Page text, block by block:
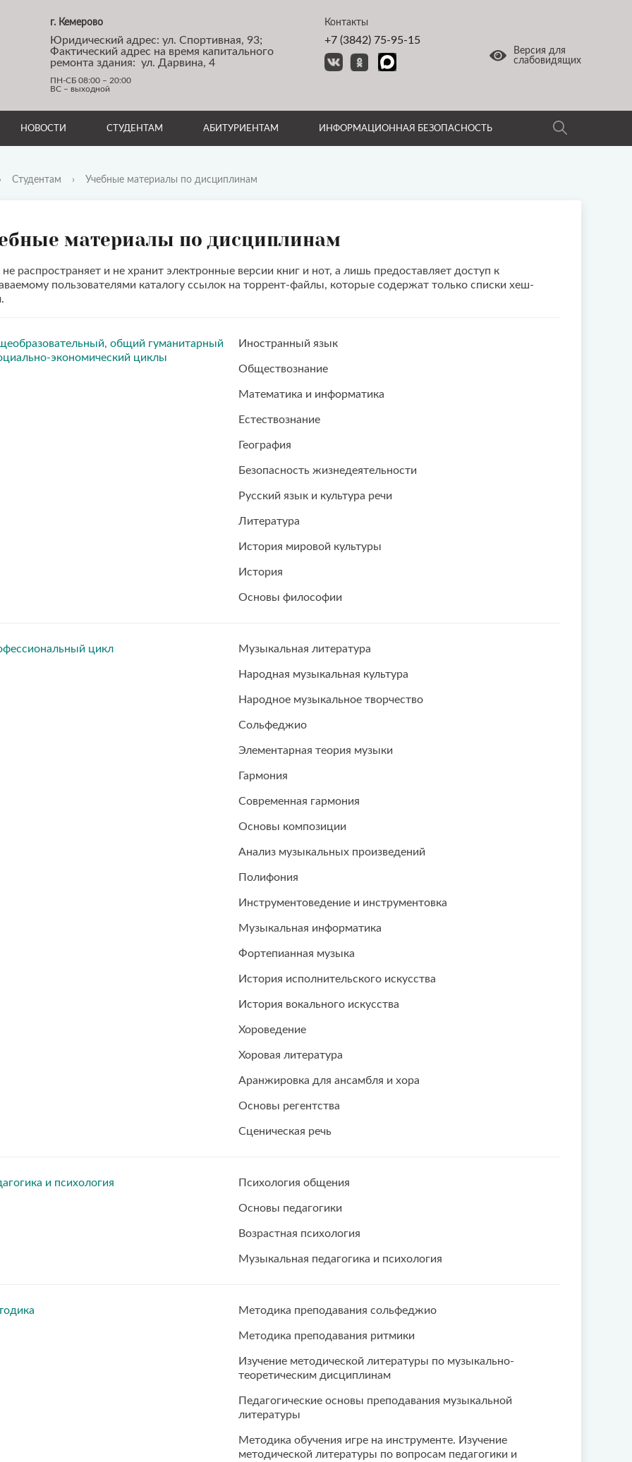
г. Кемерово
Юридический адрес: ул. Спортивная, 93;
Фактический адрес на время капитального
ремонта здания: ул. Дарвина, 4
ПН-СБ 08:00 – 20:00
ВС – выходной
Контакты
+7 (3842) 75-95-15
Версия для
слабовидящих
НОВОСТИ СТУДЕНТАМ АБИТУРИЕНТАМ ИНФОРМАЦИОННАЯ БЕЗОПАСНОСТЬ
Студентам › Учебные материалы по дисциплинам
материалы по дисциплинам
распространяет и не хранит электронные версии книг и нот, а лишь предоставляет доступ к
пользователями каталогу ссылок на торрент-файлы, которые содержат только списки хеш-
общий гуманитарный
экономический циклы
Иностранный язык
Обществознание
Математика и информатика
Естествознание
География
Безопасность жизнедеятельности
Русский язык и культура речи
Литература
История мировой культуры
История
Основы философии
цикл Музыкальная литература
Народная музыкальная культура
Народное музыкальное творчество
Сольфеджио
Элементарная теория музыки
Гармония
Современная гармония
Основы композиции
Анализ музыкальных произведений
Полифония
Инструментоведение и инструментовка
Музыкальная информатика
Фортепианная музыка
История исполнительского искусства
История вокального искусства
Хороведение
Хоровая литература
Аранжировка для ансамбля и хора
Основы регентства
Сценическая речь
и психология Психология общения
Основы педагогики
Возрастная психология
Музыкальная педагогика и психология
Методика преподавания сольфеджио
Методика преподавания ритмики
Изучение методической литературы по музыкально-
теоретическим дисциплинам
Педагогические основы преподавания музыкальной
литературы
Методика обучения игре на инструменте. Изучение
методической литературы по вопросам педагогики и